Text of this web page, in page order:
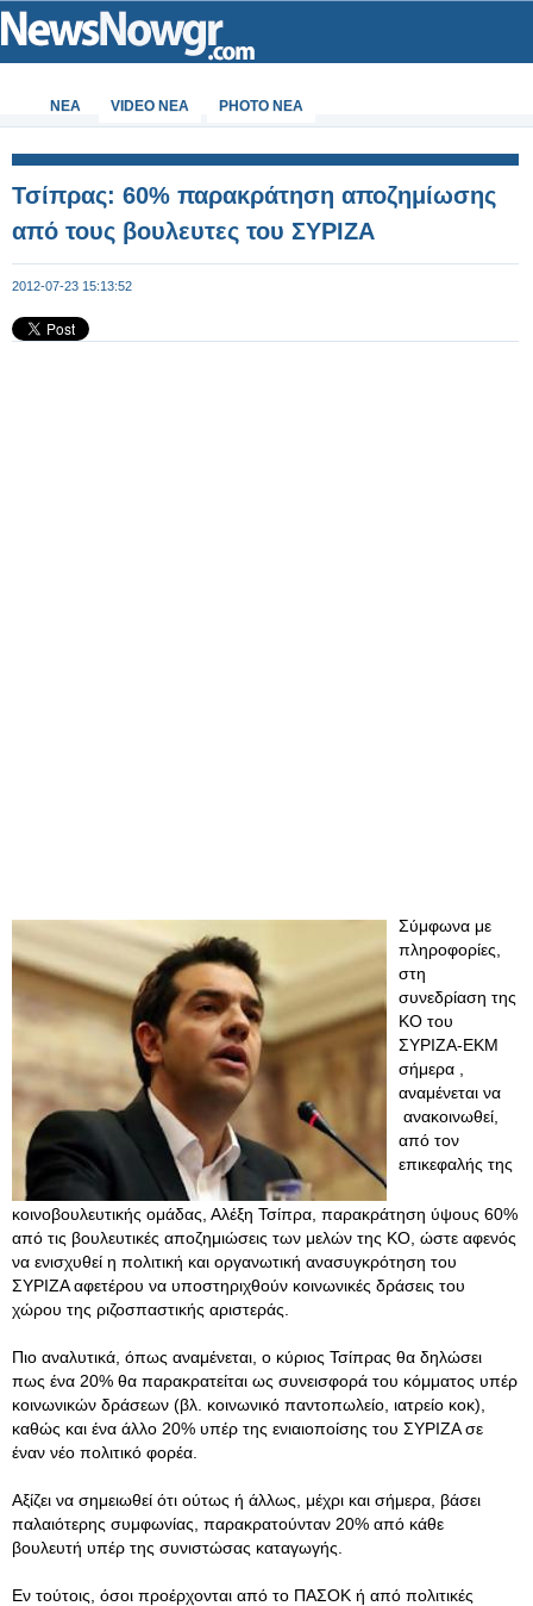
ΝΕΑ VIDEO NEA PHOTO NEA
Τσίπρας: 60% παρακράτηση αποζημίωσης
από τους βουλευτες του ΣΥΡΙΖΑ
2012-07-23 15:13:52
Σύμφωνα με
πληροφορίες,
στη
συνεδρίαση της
ΚΟ του
ΣΥΡΙΖΑ-ΕΚΜ
σήμερα ,
αναμένεται να
ανακοινωθεί,
από τον
επικεφαλής της
κοινοβουλευτικής ομάδας, Αλέξη Τσίπρα, παρακράτηση ύψους 60%
από τις βουλευτικές αποζημιώσεις των μελών της ΚΟ, ώστε αφενός
να ενισχυθεί η πολιτική και οργανωτική ανασυγκρότηση του
ΣΥΡΙΖΑ αφετέρου να υποστηριχθούν κοινωνικές δράσεις του
χώρου της ριζοσπαστικής αριστεράς.
Πιο αναλυτικά, όπως αναμένεται, ο κύριος Τσίπρας θα δηλώσει
πως ένα 20% θα παρακρατείται ως συνεισφορά του κόμματος υπέρ
κοινωνικών δράσεων (βλ. κοινωνικό παντοπωλείο, ιατρείο κοκ),
καθώς και ένα άλλο 20% υπέρ της ενιαιοποίσης του ΣΥΡΙΖΑ σε
έναν νέο πολιτικό φορέα.
Αξίζει να σημειωθεί ότι ούτως ή άλλως, μέχρι και σήμερα, βάσει
παλαιότερης συμφωνίας, παρακρατούνταν 20% από κάθε
βουλευτή υπέρ της συνιστώσας καταγωγής.
Εν τούτοις, όσοι προέρχονται από το ΠΑΣΟΚ ή από πολιτικές